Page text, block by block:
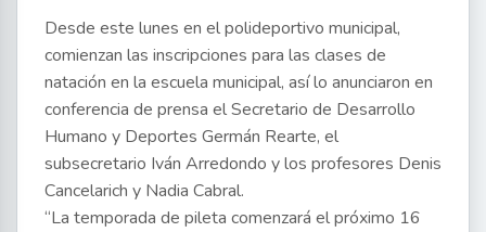
Desde este lunes en el polideportivo municipal,
comienzan las inscripciones para las clases de
natación en la escuela municipal, así lo anunciaron en
conferencia de prensa el Secretario de Desarrollo
Humano y Deportes Germán Rearte, el
subsecretario Iván Arredondo y los profesores Denis
Cancelarich y Nadia Cabral.
“La temporada de pileta comenzará el próximo 16